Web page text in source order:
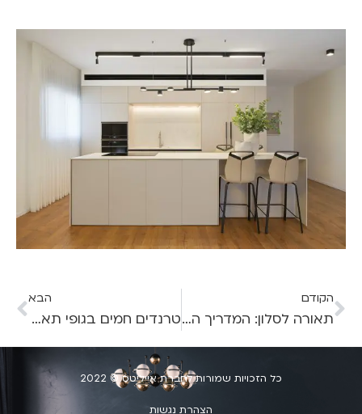
הקודם
תאורה לסלון: המדריך המלא איך לבחור, להתקין ולהנות מהתאורה האידיאלית
הבא
טרנדים חמים בגופי תאורה מעוצבים 2025
כל הזכויות שמורות לחברת אייליטס © 2022
הצהרת נגשות